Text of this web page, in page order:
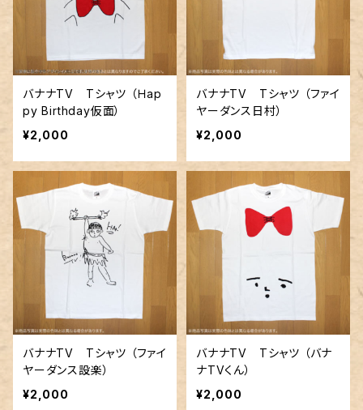
バナナTV Tシャツ （Ｈap
py Birthday仮面）
¥2,000
バナナTV Tシャツ （ファイ
ヤーダンス日村）
¥2,000
バナナTV Tシャツ （ファイ
ヤーダンス設楽）
¥2,000
バナナTV Tシャツ （バナ
ナTVくん）
¥2,000